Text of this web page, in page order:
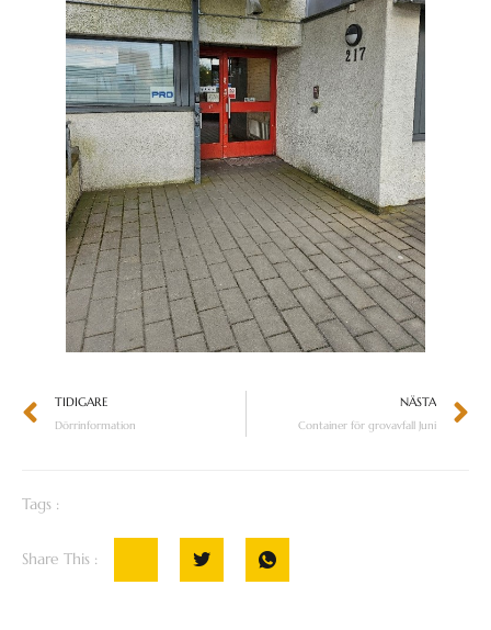
TIDIGARE
Dörrinformation
NÄSTA
Container för grovavfall Juni
Tags :
Share This :